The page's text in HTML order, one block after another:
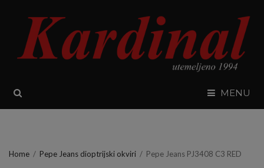
MENU
Home / Pepe Jeans dioptrijski okviri / Pepe Jeans PJ3408 C3 RED